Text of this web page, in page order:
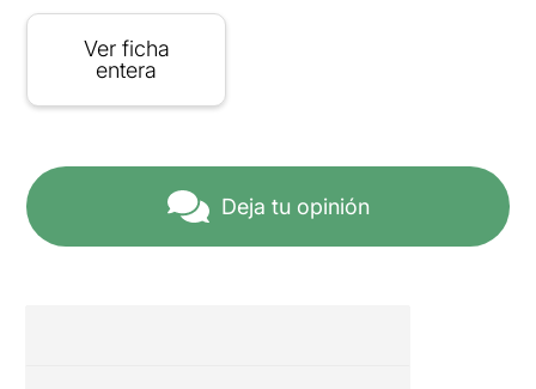
Ver ficha
entera
Deja tu opinión